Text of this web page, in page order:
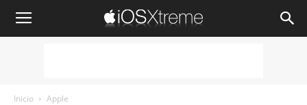
iOSXtreme
Inicio Apple